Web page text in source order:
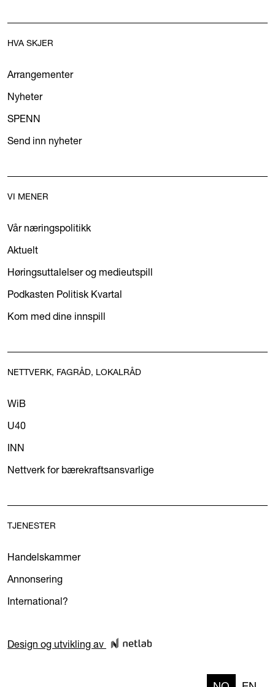
HVA SKJER
Arrangementer
Nyheter
SPENN
Send inn nyheter
VI MENER
Vår næringspolitikk
Aktuelt
Høringsuttalelser og medieutspill
Podkasten Politisk Kvartal
Kom med dine innspill
NETTVERK, FAGRÅD, LOKALRÅD
WiB
U40
INN
Nettverk for bærekraftsansvarlige
TJENESTER
Handelskammer
Annonsering
International?
Design og utvikling av